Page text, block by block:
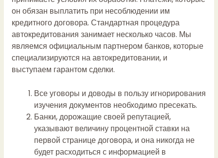
он обязан выплатить при несоблюдении им
кредитного договора. Стандартная процедура
автокредитования занимает несколько часов. Мы
являемся официальным партнером банков, которые
специализируются на автокредитовании, и
выступаем гарантом сделки.
Все уговоры и доводы в пользу игнорирования
изучения документов необходимо пресекать.
Банки, дорожащие своей репутацией,
указывают величину процентной ставки на
первой странице договора, и она никогда не
будет расходиться с информацией в